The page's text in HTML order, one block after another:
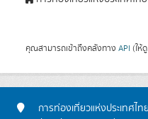
คุณสามารถเข้าถึงคลังทาง API (ให้ดู
การท่องเที่ยวแห่งประเทศไ